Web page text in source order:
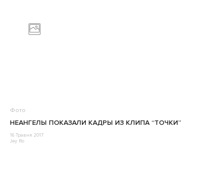
Фото
НЕАНГЕЛЫ ПОКАЗАЛИ КАДРЫ ИЗ КЛИПА “ТОЧКИ”
16 Травня 2017
Jey Ro